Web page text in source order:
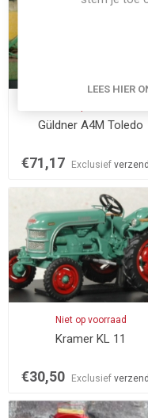
Güldner A4M Toledo
€71,17 Exclusief
Niet op voorraad
Kramer KL 11
€30,50 Exclusief
LEES HIER